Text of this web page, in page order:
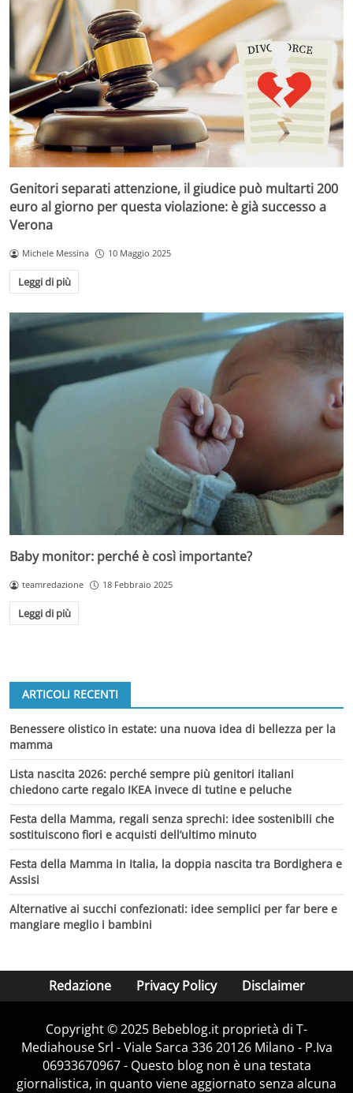
Genitori separati attenzione, il giudice può multarti 200
euro al giorno per questa violazione: è già successo a
Verona
Michele Messina 10 Maggio 2025
Leggi di più
Baby monitor: perché è così importante?
teamredazione 18 Febbraio 2025
Leggi di più
ARTICOLI RECENTI
Benessere olistico in estate: una nuova idea di bellezza per la
mamma
Lista nascita 2026: perché sempre più genitori italiani
chiedono carte regalo IKEA invece di tutine e peluche
Festa della Mamma, regali senza sprechi: idee sostenibili che
sostituiscono fiori e acquisti dell’ultimo minuto
Festa della Mamma in Italia, la doppia nascita tra Bordighera e
Assisi
Alternative ai succhi confezionati: idee semplici per far bere e
mangiare meglio i bambini
Redazione Privacy Policy Disclaimer
Copyright © 2025 Bebeblog.it proprietà di T-
Mediahouse Srl - Viale Sarca 336 20126 Milano - P.Iva
06933670967 - Questo blog non è una testata
giornalistica, in quanto viene aggiornato senza alcuna